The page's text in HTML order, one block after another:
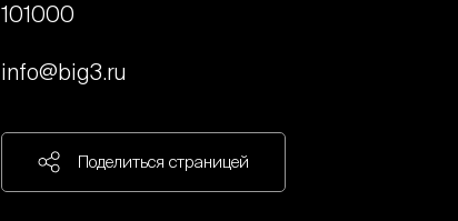
101000
info@big3.ru
Поделиться страницей